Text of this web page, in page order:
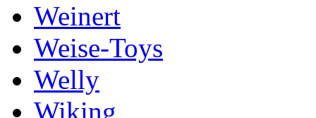
Weinert
Weise-Toys
Welly
Wiking